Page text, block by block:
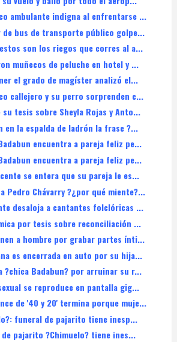
ambulante indigna al enfrentarse ...
de bus de transporte público golpe...
son los riegos que corres al a...
muñecos de peluche en hotel y ...
el grado de magíster analizó el...
callejero y su perro sorprenden c...
tesis sobre Sheyla Rojas y Anto...
en la espalda de ladrón la frase ?...
encuentra a pareja feliz pe...
encuentra a pareja feliz pe...
se entera que su pareja le es...
Pedro Chávarry ?¿por qué miente?...
desaloja a cantantes folclóricas ...
por tesis sobre reconciliación ...
a hombre por grabar partes ínti...
es encerrada en auto por su hija...
?chica Badabun? por arruinar su r...
se reproduce en pantalla gig...
de '40 y 20' termina porque muje...
funeral de pajarito tiene inesp...
pajarito ?Chimuelo? tiene ines...